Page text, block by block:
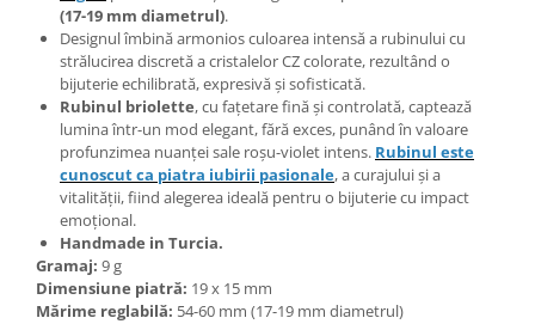
Bijuterii turmaline
Bijuterii morganit
(17-19 mm diametrul).
Designul îmbină armonios culoarea intensă a rubinului cu
strălucirea discretă a cristalelor CZ colorate, rezultând o
bijuterie echilibrată, expresivă și sofisticată.
Rubinul briolette, cu fațetare fină și controlată, captează
lumina într-un mod elegant, fără exces, punând în valoare
profunzimea nuanței sale roșu-violet intens. Rubinul este
cunoscut ca piatra iubirii pasionale, a curajului și a
vitalității, fiind alegerea ideală pentru o bijuterie cu impact
emoțional.
Handmade in Turcia.
Gramaj: 9 g
Dimensiune piatră: 19 x 15 mm
Mărime reglabilă: 54-60 mm (17-19 mm diametrul)